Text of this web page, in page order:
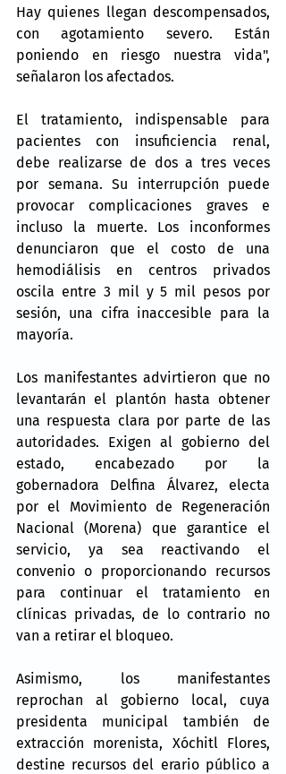
Hay quienes llegan descompensados,
con agotamiento severo. Están
poniendo en riesgo nuestra vida",
señalaron los afectados.
El tratamiento, indispensable para
pacientes con insuficiencia renal,
debe realizarse de dos a tres veces
por semana. Su interrupción puede
provocar complicaciones graves e
incluso la muerte. Los inconformes
denunciaron que el costo de una
hemodiálisis en centros privados
oscila entre 3 mil y 5 mil pesos por
sesión, una cifra inaccesible para la
mayoría.
Los manifestantes advirtieron que no
levantarán el plantón hasta obtener
una respuesta clara por parte de las
autoridades. Exigen al gobierno del
estado, encabezado por la
gobernadora Delfina Álvarez, electa
por el Movimiento de Regeneración
Nacional (Morena) que garantice el
servicio, ya sea reactivando el
convenio o proporcionando recursos
para continuar el tratamiento en
clínicas privadas, de lo contrario no
van a retirar el bloqueo.
Asimismo, los manifestantes
reprochan al gobierno local, cuya
presidenta municipal también de
extracción morenista, Xóchitl Flores,
destine recursos del erario público a